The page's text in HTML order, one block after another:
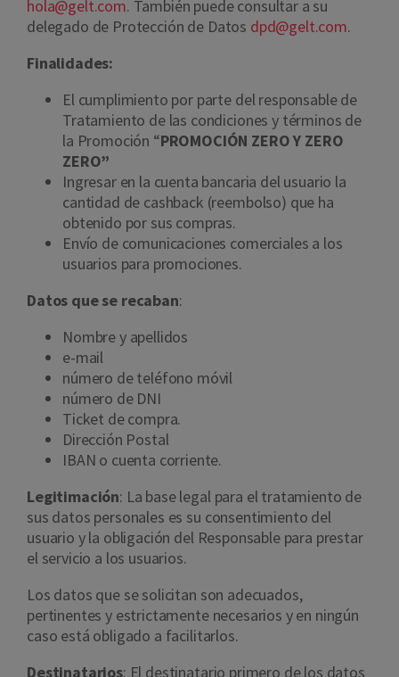
hola@gelt.com. También puede consultar a su
delegado de Protección de Datos dpd@gelt.com.
Finalidades:
El cumplimiento por parte del responsable de
Tratamiento de las condiciones y términos de
la Promoción “PROMOCIÓN ZERO Y ZERO
ZERO”
Ingresar en la cuenta bancaria del usuario la
cantidad de cashback (reembolso) que ha
obtenido por sus compras.
Envío de comunicaciones comerciales a los
usuarios para promociones.
Datos que se recaban:
Nombre y apellidos
e-mail
número de teléfono móvil
número de DNI
Ticket de compra.
Dirección Postal
IBAN o cuenta corriente.
Legitimación: La base legal para el tratamiento de
sus datos personales es su consentimiento del
usuario y la obligación del Responsable para prestar
el servicio a los usuarios.
Los datos que se solicitan son adecuados,
pertinentes y estrictamente necesarios y en ningún
caso está obligado a facilitarlos.
Destinatarios: El destinatario primero de los datos